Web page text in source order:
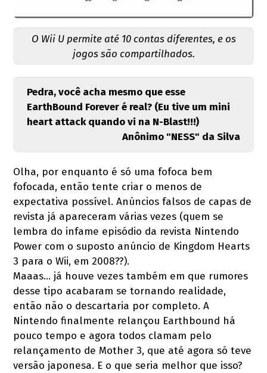
O Wii U permite até 10 contas diferentes, e os
jogos são compartilhados.
Pedra, você acha mesmo que esse
EarthBound Forever é real? (Eu tive um mini
heart attack quando vi na N-Blast!!!)
Anônimo "NESS" da Silva
Olha, por enquanto é só uma fofoca bem
fofocada, então tente criar o menos de
expectativa possível. Anúncios falsos de capas de
revista já apareceram várias vezes (quem se
lembra do infame episódio da revista Nintendo
Power com o suposto anúncio de Kingdom Hearts
3 para o Wii, em 2008??).
Maaas... já houve vezes também em que rumores
desse tipo acabaram se tornando realidade,
então não o descartaria por completo. A
Nintendo finalmente relançou Earthbound há
pouco tempo e agora todos clamam pelo
relançamento de Mother 3, que até agora só teve
versão japonesa. E o que seria melhor que isso?